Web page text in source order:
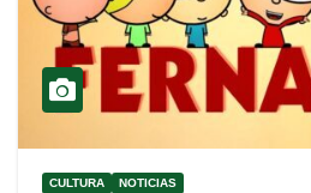
CULTURA NOTICIAS